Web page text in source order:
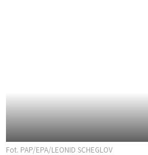
Fot. PAP/EPA/LEONID SCHEGLOV